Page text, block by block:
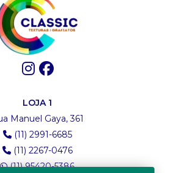
LOJA 1
Manuel Gaya, 361
(11) 2991-6685
(11) 2267-0476
(11) 95420-5386